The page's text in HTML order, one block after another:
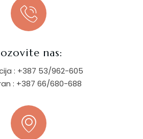
nas:
: +387 53/962-605
: +387 66/680-688